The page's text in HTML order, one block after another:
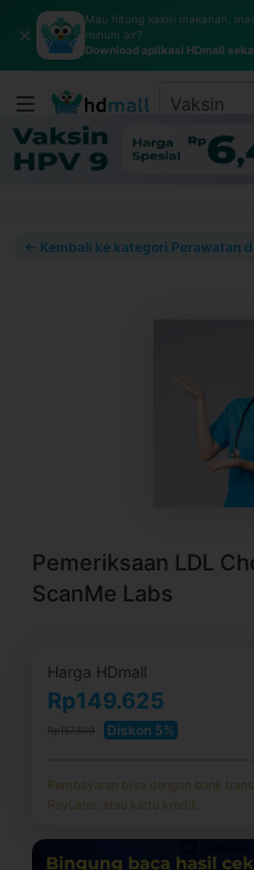
✕
Mau hitung kalori makanan,
minum air?
Download aplikasi HDmall
← Kembali ke kategori Perawatan
Pemeriksaan LDL
ScanMe Labs
Harga HDmall
Rp149.625
Rp157.500 Diskon 5%
Pembayaran bisa dengan bank
PayLater, atau kartu kredit.